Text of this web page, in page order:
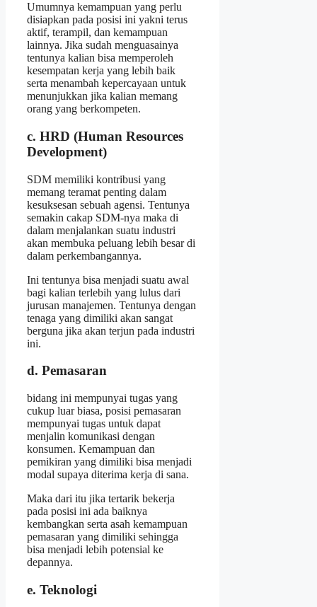
Umumnya kemampuan yang perlu
disiapkan pada posisi ini yakni terus
aktif, terampil, dan kemampuan
lainnya. Jika sudah menguasainya
tentunya kalian bisa memperoleh
kesempatan kerja yang lebih baik
serta menambah kepercayaan untuk
menunjukkan jika kalian memang
orang yang berkompeten.
c. HRD (Human Resources
Development)
SDM memiliki kontribusi yang
memang teramat penting dalam
kesuksesan sebuah agensi. Tentunya
semakin cakap SDM-nya maka di
dalam menjalankan suatu industri
akan membuka peluang lebih besar di
dalam perkembangannya.
Ini tentunya bisa menjadi suatu awal
bagi kalian terlebih yang lulus dari
jurusan manajemen. Tentunya dengan
tenaga yang dimiliki akan sangat
berguna jika akan terjun pada industri
ini.
d. Pemasaran
bidang ini mempunyai tugas yang
cukup luar biasa, posisi pemasaran
mempunyai tugas untuk dapat
menjalin komunikasi dengan
konsumen. Kemampuan dan
pemikiran yang dimiliki bisa menjadi
modal supaya diterima kerja di sana.
Maka dari itu jika tertarik bekerja
pada posisi ini ada baiknya
kembangkan serta asah kemampuan
pemasaran yang dimiliki sehingga
bisa menjadi lebih potensial ke
depannya.
e. Teknologi